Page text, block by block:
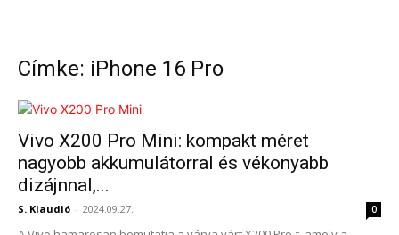
Címke: iPhone 16 Pro
Vivo X200 Pro Mini: kompakt méret
nagyobb akkumulátorral és vékonyabb
dizájnnal,...
S. Klaudió - 2024.09.27. 0